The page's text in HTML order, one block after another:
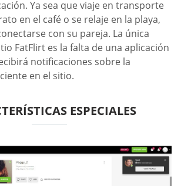
Ya sea que viaje en transporte
en el café o se relaje en la playa,
con su pareja. La única
FatFlirt es la falta de una aplicación
notificaciones sobre la
en el sitio.
ESPECIALES